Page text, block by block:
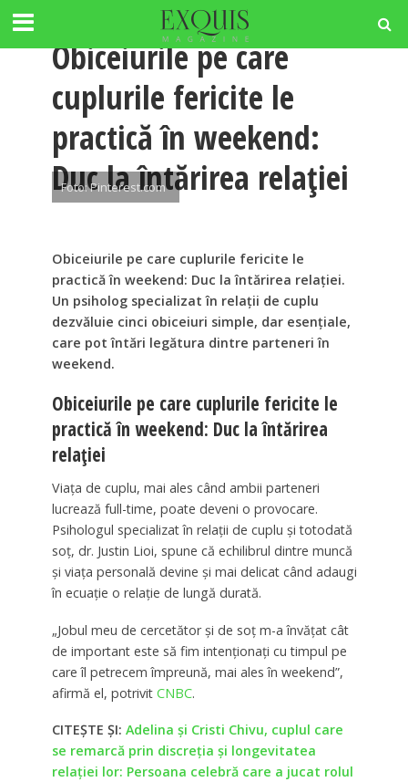
Obiceiurile pe care
cuplurile fericite le
practică în weekend:
Duc la întărirea relației
Foto: Pinterest.com
Obiceiurile pe care cuplurile fericite le
practică în weekend: Duc la întărirea relației.
Un psiholog specializat în relații de cuplu
dezvăluie cinci obiceiuri simple, dar esențiale,
care pot întări legătura dintre parteneri în
weekend.
Obiceiurile pe care cuplurile fericite le
practică în weekend: Duc la întărirea
relației
Viața de cuplu, mai ales când ambii parteneri
lucrează full-time, poate deveni o provocare.
Psihologul specializat în relații de cuplu și totodată
soț, dr. Justin Lioi, spune că echilibrul dintre muncă
și viața personală devine și mai delicat când adaugi
în ecuație o relație de lungă durată.
„Jobul meu de cercetător și de soț m-a învățat cât
de important este să fim intenționați cu timpul pe
care îl petrecem împreună, mai ales în weekend”,
afirmă el, potrivit CNBC.
CITEȘTE ȘI: Adelina și Cristi Chivu, cuplul care
se remarcă prin discreția și longevitatea
relației lor: Persoana celebră care a jucat rolul